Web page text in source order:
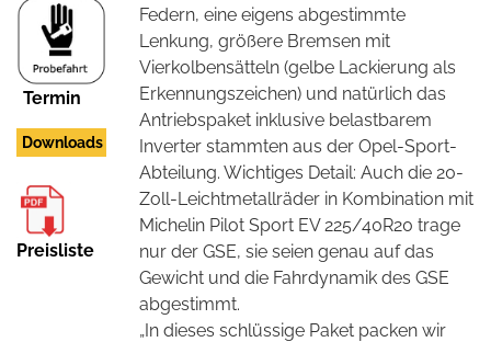
Termin
Downloads
Preisliste
Federn, eine eigens abgestimmte
Lenkung, größere Bremsen mit
Vierkolbensätteln (gelbe Lackierung als
Erkennungszeichen) und natürlich das
Antriebspaket inklusive belastbarem
Inverter stammten aus der Opel-Sport-
Abteilung. Wichtiges Detail: Auch die 20-
Zoll-Leichtmetallräder in Kombination mit
Michelin Pilot Sport EV 225/40R20 trage
nur der GSE, sie seien genau auf das
Gewicht und die Fahrdynamik des GSE
abgestimmt.
„In dieses schlüssige Paket packen wir